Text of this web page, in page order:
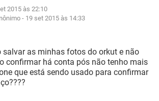
FACEBOOK
GMAIL
EXCEL
GMAIL
2015 às 22:10
- 19 set 2015 às 14:33
salvar as minhas fotos do orkut e não
confirmar há conta pós não tenho mais
que está sendo usado para confirmar